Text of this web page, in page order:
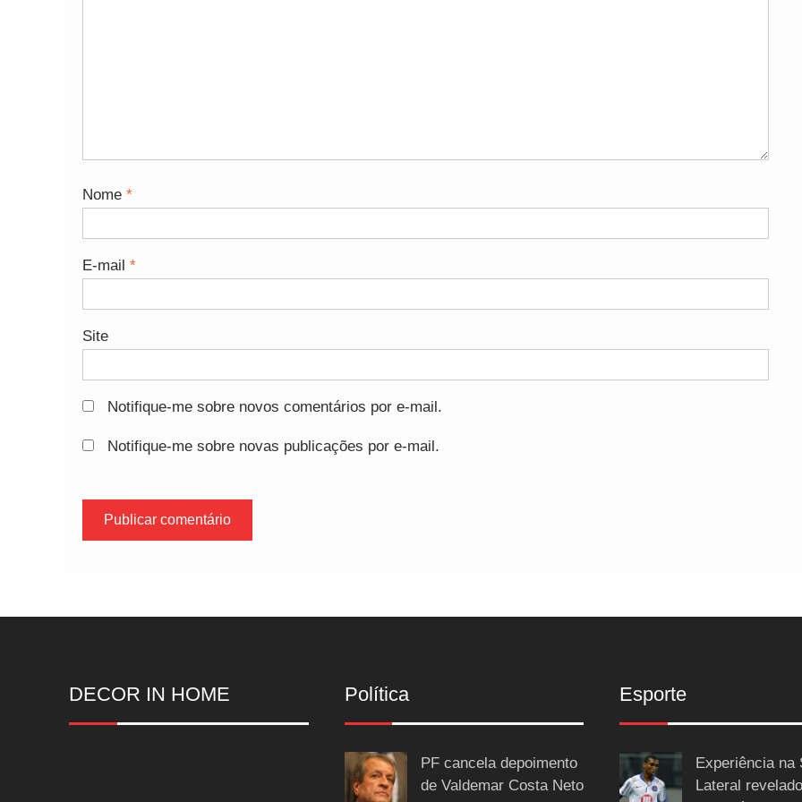
Nome *
E-mail *
Site
Notifique-me sobre novos comentários por e-mail.
Notifique-me sobre novas publicações por e-mail.
DECOR IN HOME Política
PF cancela depoimento
de Valdemar Costa Neto
Esporte
Experiência na
Lateral